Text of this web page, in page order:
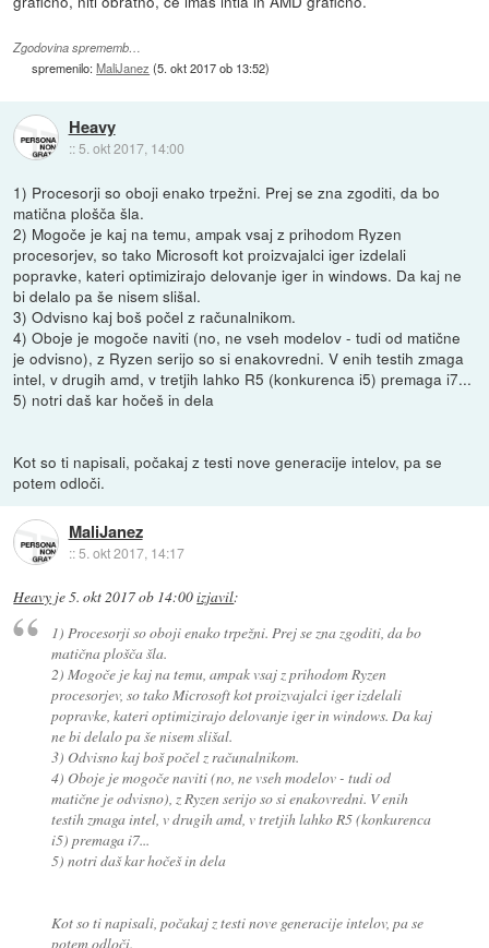
Zgodovina sprememb…
spremenilo:MaliJanez (5. okt 2017 ob 13:52)
Heavy
:: 5. okt 2017, 14:00
1) Procesorji so oboji enako trpežni. Prej se zna zgoditi, da bo
matična plošča šla.
2) Mogoče je kaj na temu, ampak vsaj z prihodom Ryzen
procesorjev, so tako Microsoft kot proizvajalci iger izdelali
popravke, kateri optimizirajo delovanje iger in windows. Da kaj ne
bi delalo pa še nisem slišal.
3) Odvisno kaj boš počel z računalnikom.
4) Oboje je mogoče naviti (no, ne vseh modelov - tudi od matične
je odvisno), z Ryzen serijo so si enakovredni. V enih testih zmaga
intel, v drugih amd, v tretjih lahko R5 (konkurenca i5) premaga i7...
5) notri daš kar hočeš in dela
Kot so ti napisali, počakaj z testi nove generacije intelov, pa se
potem odloči.
MaliJanez
::5. okt 2017, 14:17
Heavy je5. okt 2017 ob 14:00izjavil:
1) Procesorji so oboji enako trpežni. Prej se zna zgoditi, da bo
matična plošča šla.
2) Mogoče je kaj na temu, ampak vsaj z prihodom Ryzen
procesorjev, so tako Microsoft kot proizvajalci iger izdelali
popravke, kateri optimizirajo delovanje iger in windows. Da kaj
ne bi delalo pa še nisem slišal.
3) Odvisno kaj boš počel z računalnikom.
4) Oboje je mogoče naviti (no, ne vseh modelov - tudi od
matične je odvisno), z Ryzen serijo so si enakovredni. V enih
testih zmaga intel, v drugih amd, v tretjih lahko R5 (konkurenca
i5) premaga i7...
5) notri daš kar hočeš in dela
Kot so ti napisali, počakaj z testi nove generacije intelov, pa se
potem odloči.